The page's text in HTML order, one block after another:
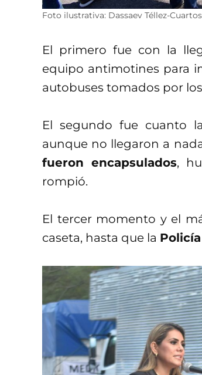
Foto ilustrativa: Dassaev Téllez-
El primero fue con la
equipo antimotines para
autobuses tomados por
El segundo fue cuanto
aunque no llegaron a
fueron encapsulados,
rompió.
El tercer momento y el
caseta, hasta que la